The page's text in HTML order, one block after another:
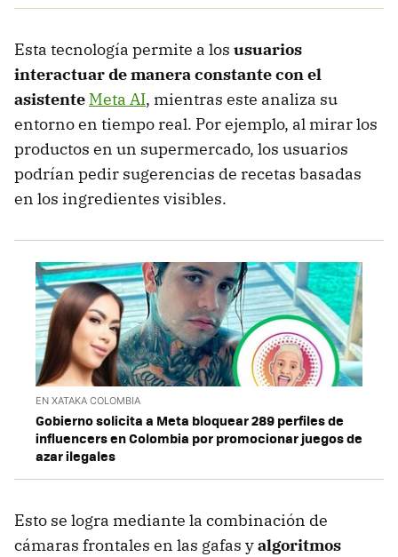
Esta tecnología permite a los usuarios
interactuar de manera constante con el
asistente Meta AI, mientras este analiza su
entorno en tiempo real. Por ejemplo, al mirar los
productos en un supermercado, los usuarios
podrían pedir sugerencias de recetas basadas
en los ingredientes visibles.
EN XATAKA COLOMBIA
Gobierno solicita a Meta bloquear 289 perfiles de
influencers en Colombia por promocionar juegos de
azar ilegales
Esto se logra mediante la combinación de
cámaras frontales en las gafas yalgoritmos